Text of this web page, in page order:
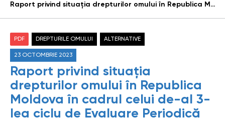
Raport privind situația drepturilor omului în Republica Moldova în cadrul celui de-al 3-lea ciclu de Evaluare Periodică Universală a ONU (2021)
PDF DREPTURILE OMULUI ALTERNATIVE
23 OCTOMBRIE 2023
Raport privind situația
drepturilor omului în Republica
Moldova în cadrul celui de-al 3-
lea ciclu de Evaluare Periodică